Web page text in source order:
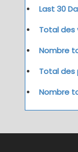
Last 30
Total des
Nombre
Total des
Nombre